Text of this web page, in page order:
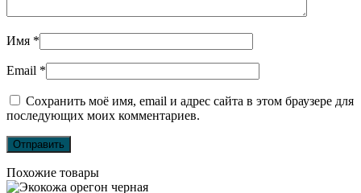
Имя *
Email *
Сохранить моё имя, email и адрес сайта в этом браузере для
последующих моих комментариев.
Похожие товары